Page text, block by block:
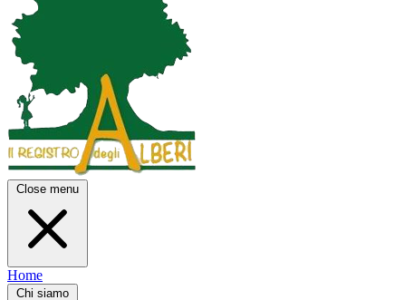
Close menu
Home
Chi siamo